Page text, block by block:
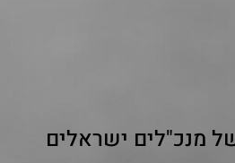
מנכ"לים ישראלים